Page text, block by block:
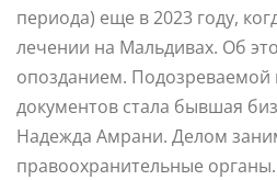
периода) еще в 2023 году,
лечении на Мальдивах. Об
опозданием. Подозреваемой
документов стала бывшая
Надежда Амрани. Делом
правоохранительные органы.